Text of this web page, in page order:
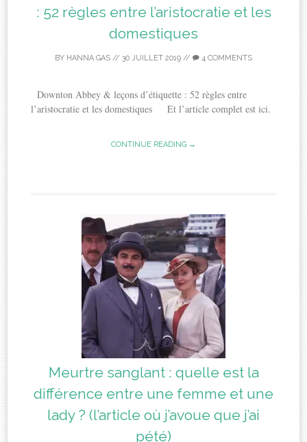
: 52 règles entre l’aristocratie et les
domestiques
BY HANNA GAS // 30 JUILLET 2019 // 4 COMMENTS
Downton Abbey & leçons d’étiquette : 52 règles entre
l’aristocratie et les domestiques Et l’article complet est ici.
CONTINUE READING →
Meurtre sanglant : quelle est la
différence entre une femme et une
lady ? (l’article où j’avoue que j’ai
pété)